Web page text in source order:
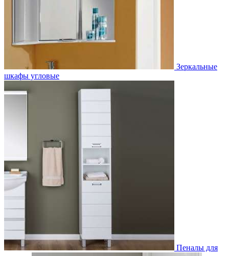
Зеркальные
шкафы угловые
Пеналы для